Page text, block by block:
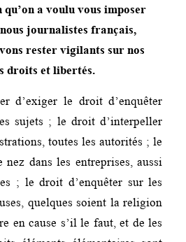
a voulu vous imposer
journalistes français,
rester vigilants sur nos
droits et libertés.
d’exiger le droit d’enquêter
sujets ; le droit d’interpeller
toutes les autorités ; le
dans les entreprises, aussi
; le droit d’enquêter sur les
quelques soient la religion
en cause s’il le faut, et de les